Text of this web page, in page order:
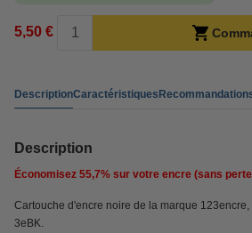
5,50 €
DescriptionCaractéristiques
Description
Économisez 55,7% sur votre encre (sans
Cartouche d'encre noire de la marque
3eBK.